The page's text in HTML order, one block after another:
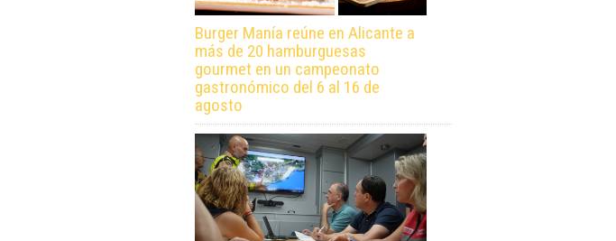
Burger Manía reúne en Alicante a
más de 20 hamburguesas
gourmet en un campeonato
gastronómico del 6 al 16 de
agosto